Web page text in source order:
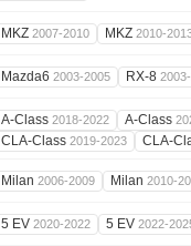
MKZ 2007-2010 MKZ 2010-
Mazda6 2003-2005 RX-8
A-Class 2018-2022 A-Class
CLA-Class 2019-2023 CLA-
Milan 2006-2009 Milan 2010-
5 EV 2020-2022 5 EV 2022-